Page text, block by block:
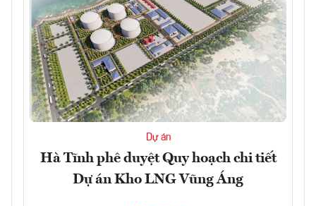
Dự án
Hà Tĩnh phê duyệt Quy hoạch chi tiết
Dự án Kho LNG Vũng Áng